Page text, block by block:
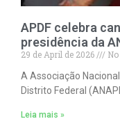
APDF celebra
presidência da
29 de April de 2026
A Associação
Distrito Federal
Leia mais »